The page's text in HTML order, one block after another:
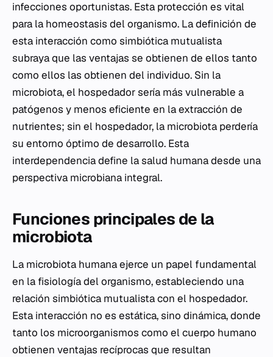
infecciones oportunistas. Esta protección es vital
para la homeostasis del organismo. La definición de
esta interacción como simbiótica mutualista
subraya que las ventajas se obtienen de ellos tanto
como ellos las obtienen del individuo. Sin la
microbiota, el hospedador sería más vulnerable a
patógenos y menos eficiente en la extracción de
nutrientes; sin el hospedador, la microbiota perdería
su entorno óptimo de desarrollo. Esta
interdependencia define la salud humana desde una
perspectiva microbiana integral.
Funciones principales de la
microbiota
La microbiota humana ejerce un papel fundamental
en la fisiología del organismo, estableciendo una
relación simbiótica mutualista con el hospedador.
Esta interacción no es estática, sino dinámica, donde
tanto los microorganismos como el cuerpo humano
obtienen ventajas recíprocas que resultan